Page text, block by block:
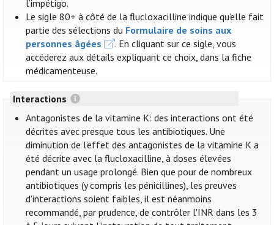
l’impétigo.
Le sigle 80+ à côté de la flucloxacilline indique qu’elle fait
partie des sélections du Formulaire de soins aux
personnes âgées
. En cliquant sur ce sigle, vous
accéderez aux détails expliquant ce choix, dans la fiche
médicamenteuse.
Interactions
Antagonistes de la vitamine K: des interactions ont été
décrites avec presque tous les antibiotiques. Une
diminution de l’effet des antagonistes de la vitamine K a
été décrite avec la flucloxacilline, à doses élevées
pendant un usage prolongé. Bien que pour de nombreux
antibiotiques (y compris les pénicillines), les preuves
d'interactions soient faibles, il est néanmoins
recommandé, par prudence, de contrôler l'INR dans les 3